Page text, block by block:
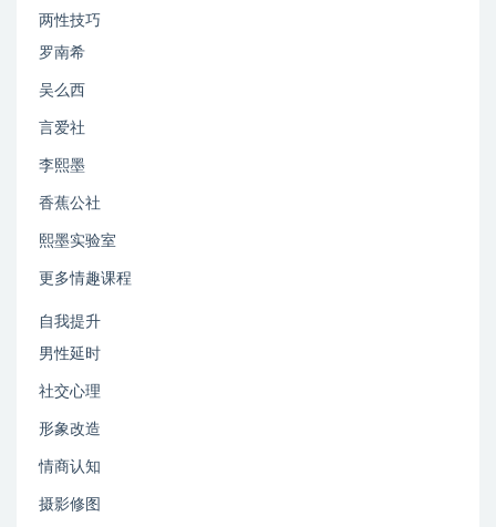
两性技巧
罗南希
吴么西
言爱社
李熙墨
香蕉公社
熙墨实验室
更多情趣课程
自我提升
男性延时
社交心理
形象改造
情商认知
摄影修图